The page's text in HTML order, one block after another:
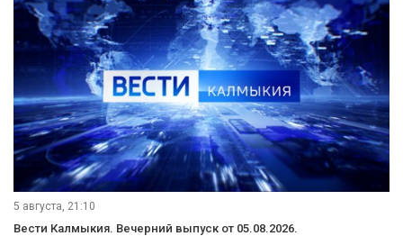
5 августа, 21:10
Вести Калмыкия. Вечерний выпуск от 05.08.2026.